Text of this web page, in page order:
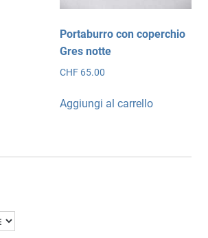
Portaburro con coperchio
Gres notte
CHF 65.00
Aggiungi al carrello